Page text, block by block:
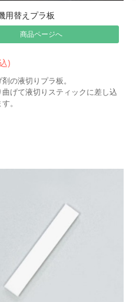
用替えプラ板
商品ページへ
)
の液切りプラ板。
げて液切りスティックに差し込
。